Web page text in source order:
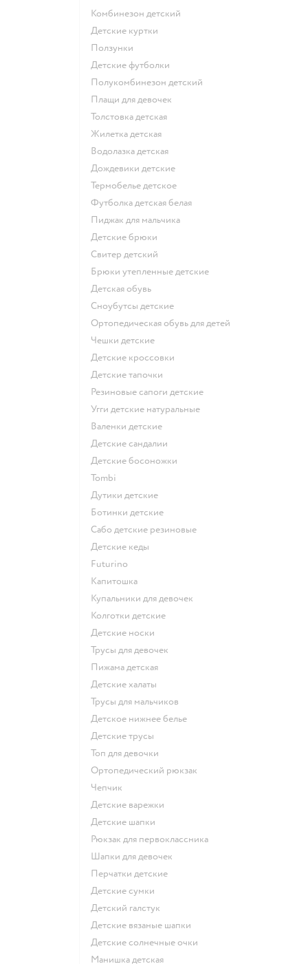
Комбинезон детский
Детские куртки
Ползунки
Детские футболки
Полукомбинезон детский
Плащи для девочек
Толстовка детская
Жилетка детская
Водолазка детская
Дождевики детские
Термобелье детское
Футболка детская белая
Пиджак для мальчика
Детские брюки
Свитер детский
Брюки утепленные детские
Детская обувь
Сноубутсы детские
Ортопедическая обувь для детей
Чешки детские
Детские кроссовки
Детские тапочки
Резиновые сапоги детские
Угги детские натуральные
Валенки детские
Детские сандалии
Детские босоножки
Tombi
Дутики детские
Ботинки детские
Сабо детские резиновые
Детские кеды
Futurino
Капитошка
Купальники для девочек
Колготки детские
Детские носки
Трусы для девочек
Пижама детская
Детские халаты
Трусы для мальчиков
Детское нижнее белье
Детские трусы
Топ для девочки
Ортопедический рюкзак
Чепчик
Детские варежки
Детские шапки
Рюкзак для первоклассника
Шапки для девочек
Перчатки детские
Детские сумки
Детский галстук
Детские вязаные шапки
Детские солнечные очки
Манишка детская